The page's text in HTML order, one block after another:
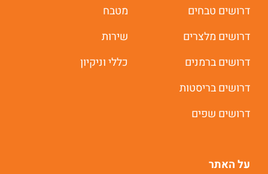
דרושים טבחים
דרושים מלצרים
דרושים ברמנים
דרושים בריסטות
דרושים שפים
מטבח
שירות
כללי וניקיון
על האתר